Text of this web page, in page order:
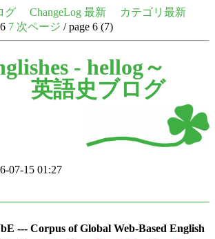
グ ChangeLog 最新
カテゴリ最新
6 7 次ページ / page 6 (7)
- hellog～
英語史ブログ
07-15 01:27
--- Corpus of Global Web-Based English